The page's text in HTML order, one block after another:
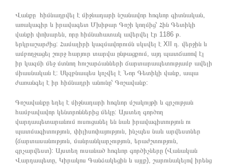
Վանքը հիմնադրվել է միջնադարի նշանավոր հոգևոր գիտնական,
առակագիր և իրավագետ Մխիթար Գոշի կողմից՝ Հին Գետիկի
վանքի փոխարեն, որը հիմնահատակ ավերվել էր 1186 թ.
երկրաշարժից: Համալիրի կազմավորումն սկսվել է XII դ. վերջին և
ամբողջացել շուրջ հարյուր տարվա ընթացքում, այդ պատճառով էլ
իր կազմի մեջ մտնող հուշարձանների ճարտարապետությամբ ավելի
միասնական է: Սկզբնապես կոչվել է Նոր Գետիկի վանք, ապա
ժառանգել է իր հիմնադրի անունը՝ Գոշավանք:
Գոշավանքը եղել է միջնադարի հոգևոր մշակույթի և գրչության
համբավավոր կենտրոններից մեկը: Այստեղ գործող
վարդապետարանում ուսուցանել են նաև իրավագիտություն ու
պատմագիտություն, փիլիսոփայություն, ինչպես նաև արվեստներ
(ճարտասանություն, մանրանկարչություն, երաժշտություն,
գրչարվեստ): Այստեղ ուսանած հոգևոր գործիչները (Վանական
Վարդապետը, Կիրակոս Գանձակեցին և այլք), շարունակելով իրենց